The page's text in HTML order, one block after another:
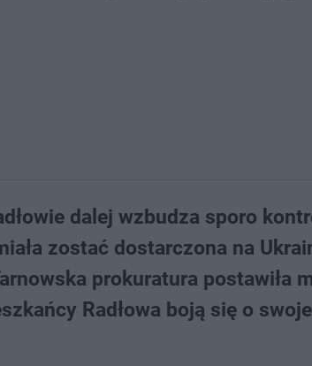
dalej wzbudza sporo
zostać dostarczona na
prokuratura postawiła
Radłowa boją się o